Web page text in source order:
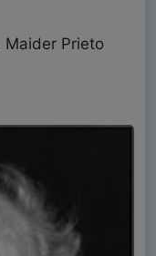
Maider Prieto